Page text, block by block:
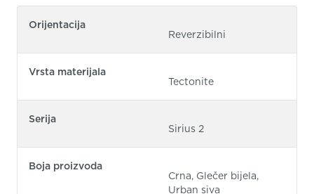
Orijentacija
Reverzibilni
Vrsta materijala
Tectonite
Serija
Sirius 2
Boja proizvoda
Crna, Glečer bijela,
Urban siva